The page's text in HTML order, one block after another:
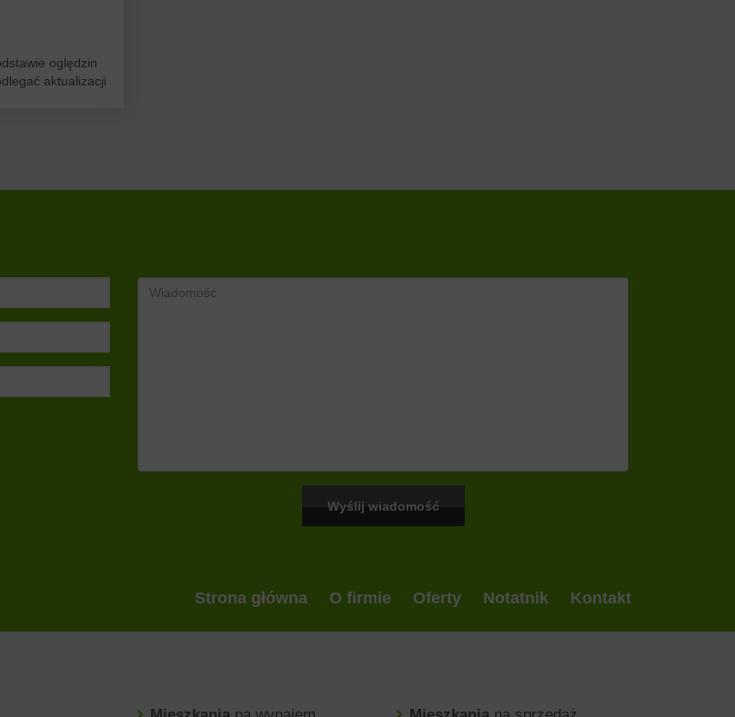
oględzin
aktualizacji
Strona główna O firmie Oferty Notatnik Kontakt